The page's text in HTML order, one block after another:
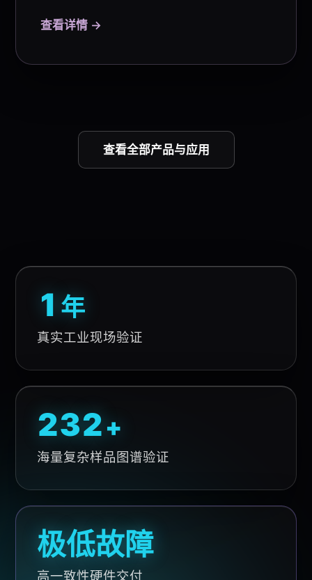
查看详情 →
查看全部产品与应用
1 年
真实工业现场验证
280+
海量复杂样品图谱验证
极低故障
高一致性硬件交付